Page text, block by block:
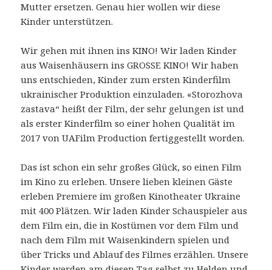
Mutter ersetzen. Genau hier wollen wir diese
Kinder unterstützen.
Wir gehen mit ihnen ins KINO! Wir laden Kinder
aus Waisenhäusern ins GROSSE KINO! Wir haben
uns entschieden, Kinder zum ersten Kinderfilm
ukrainischer Produktion einzuladen. «Storozhova
zastava“ heißt der Film, der sehr gelungen ist und
als erster Kinderfilm so einer hohen Qualität im
2017 von UAFilm Production fertiggestellt worden.
Das ist schon ein sehr großes Glück, so einen Film
im Kino zu erleben. Unsere lieben kleinen Gäste
erleben Premiere im großen Kinotheater Ukraine
mit 400 Plätzen. Wir laden Kinder Schauspieler aus
dem Film ein, die in Kostümen vor dem Film und
nach dem Film mit Waisenkindern spielen und
über Tricks und Ablauf des Filmes erzählen. Unsere